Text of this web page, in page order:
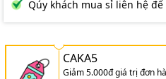
Qúy khách mua sỉ liên hệ
CAKA5
Giảm 5.000đ giá trị đơn